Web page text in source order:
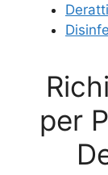
per